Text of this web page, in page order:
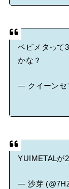
ベビメタって
かな？
— クイーンセ
YUIMETALが
— 沙芽